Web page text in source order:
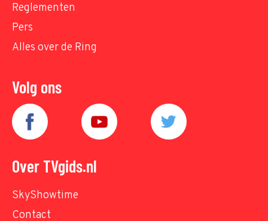
Reglementen
Pers
Alles over de Ring
Volg ons
Over TVgids.nl
SkyShowtime
Contact